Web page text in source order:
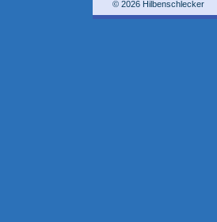
© 2026 Hilbenschlecker